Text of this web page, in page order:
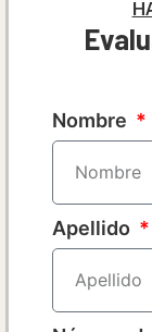
Nombre
Apellido